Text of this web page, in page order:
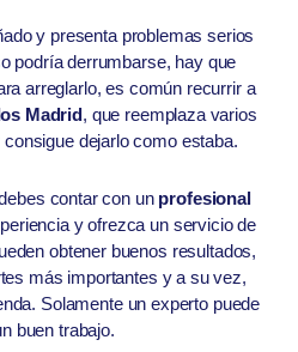
y presenta problemas serios
podría derrumbarse, hay que
arreglarlo, es común recurrir a
Madrid, que reemplaza varios
dejarlo como estaba.
contar con un profesional
y ofrezca un servicio de
obtener buenos resultados,
más importantes y a su vez,
Solamente un experto puede
buen trabajo.